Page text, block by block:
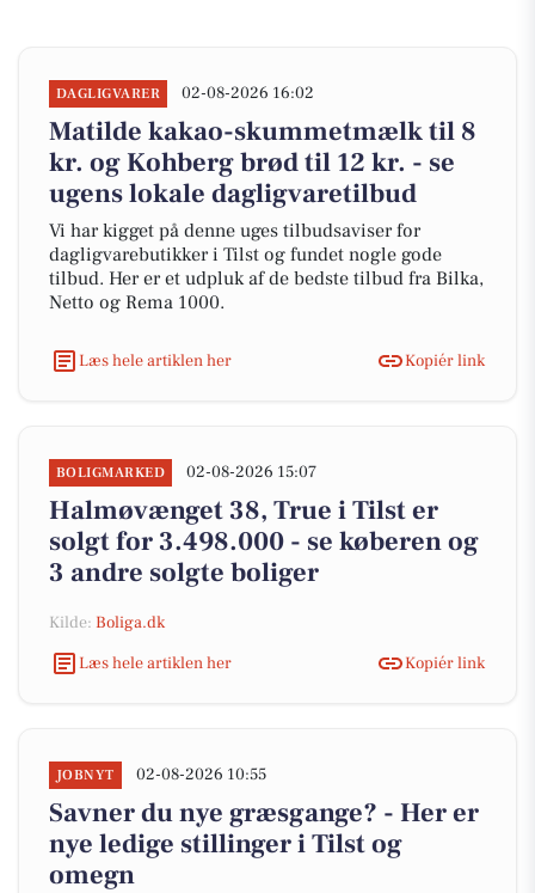
DAGLIGVARER 02-08-2026 16:02
Matilde kakao-skummetmælk til 8
kr. og Kohberg brød til 12 kr. - se
ugens lokale dagligvaretilbud
Vi har kigget på denne uges tilbudsaviser for
dagligvarebutikker i Tilst og fundet nogle gode
tilbud. Her er et udpluk af de bedste tilbud fra Bilka,
Netto og Rema 1000.
Læs hele artiklen her Kopiér link
BOLIGMARKED 02-08-2026 15:07
Halmøvænget 38, True i Tilst er
solgt for 3.498.000 - se køberen og
3 andre solgte boliger
Kilde: Boliga.dk
Læs hele artiklen her
Kopiér link
JOBNYT 02-08-2026 10:55
Savner du nye græsgange? - Her er
nye ledige stillinger i Tilst og
omegn